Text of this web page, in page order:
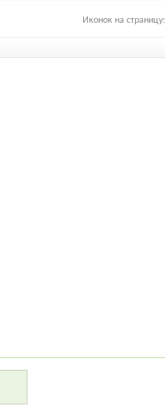
Иконок на страницу: